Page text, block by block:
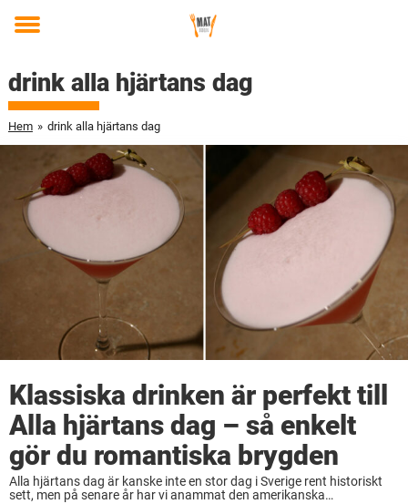
Toggle
drink alla hjärtans dag
Hem » drink alla hjärtans dag
Klassiska drinken är perfekt till
Alla hjärtans dag – så enkelt
gör du romantiska brygden
Alla hjärtans dag är kanske inte en stor dag i Sverige rent historiskt
sett, men på senare år har vi anammat den amerikanska